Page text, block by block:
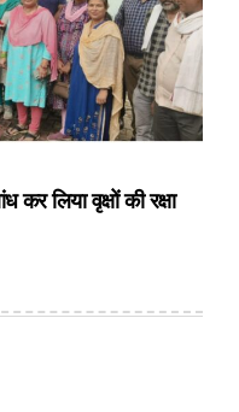
कर लिया वृक्षों की रक्षा